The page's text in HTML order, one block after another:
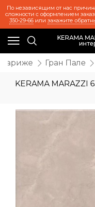
По независящим от нас
сложности с оформлением
350-29-66или закажите
KERAMA
Гран Пале
KERAMA MARAZZI